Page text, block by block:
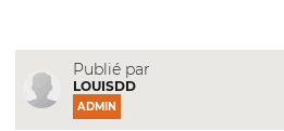
Publié par
LOUISDD
ADMIN